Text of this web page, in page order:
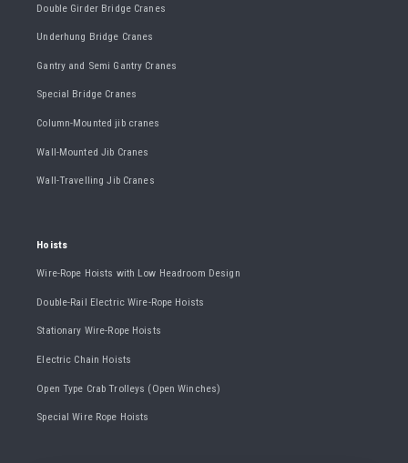
Double Girder Bridge Cranes
Underhung Bridge Cranes
Gantry and Semi Gantry Cranes
Special Bridge Cranes
Column-Mounted jib cranes
Wall-Mounted Jib Cranes
Wall-Travelling Jib Cranes
Hoists
Wire-Rope Hoists with Low Headroom Design
Double-Rail Electric Wire-Rope Hoists
Stationary Wire-Rope Hoists
Electric Chain Hoists
Open Type Crab Trolleys (Open Winches)
Special Wire Rope Hoists